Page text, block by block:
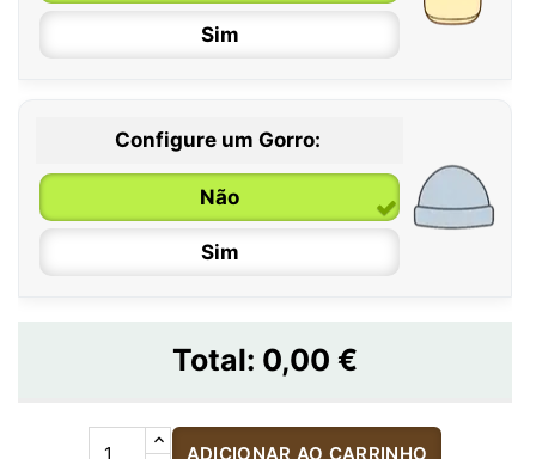
Sim
Configure um Gorro:
Não
Sim
Total: 0,00 €
ADICIONAR AO CARRINHO